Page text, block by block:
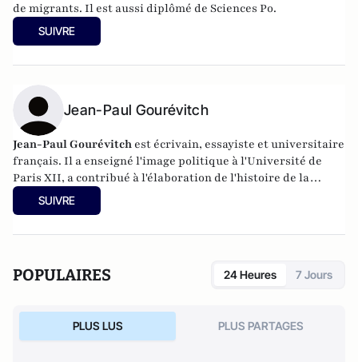
de migrants. Il est aussi diplômé de Sciences Po.
SUIVRE
Jean-Paul Gourévitch
Jean-Paul Gourévitch est écrivain, essayiste et universitaire
français. Il a enseigné l'image politique à l'Université de
Paris XII, a contribué à l'élaboration de l'histoire de la
littérature de la jeunesse et de ses illustrateurs par ses
ouvrages et ses expositions, et a publié plusieurs ouvrages
Zemmour et le Grand Remplacement (Ovadia 2021), Le coût
SUIVRE
POPULAIRES 24 Heures 7 Jours
PLUS LUS PLUS PARTAGES